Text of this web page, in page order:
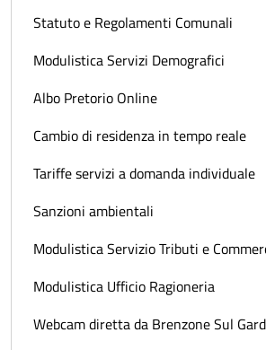
Statuto e Regolamenti Comunali
Modulistica Servizi Demografici
Albo Pretorio Online
Cambio di residenza in tempo reale
Tariffe servizi a domanda individuale
Sanzioni ambientali
Modulistica Servizio Tributi e
Modulistica Ufficio Ragioneria
Webcam diretta da Brenzone Sul